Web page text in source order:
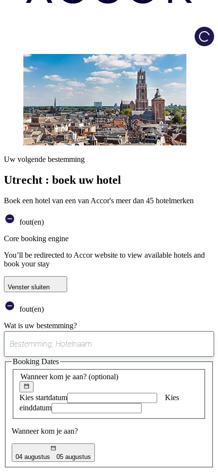
Uw volgende bestemming
Utrecht : boek uw hotel
Boek een hotel van een van Accor's meer dan 45 hotelmerken
fout(en)
Core booking engine
You’ll be redirected to Accor website to view available hotels and
book your stay
Venster sluiten
fout(en)
Wat is uw bestemming?
suggestie
gevonden
Wanneer kom je aan? (optional)
Kies startdatum
Kies
einddatum
Wanneer kom je aan?
04 augustus 05 augustus
Booking Dates